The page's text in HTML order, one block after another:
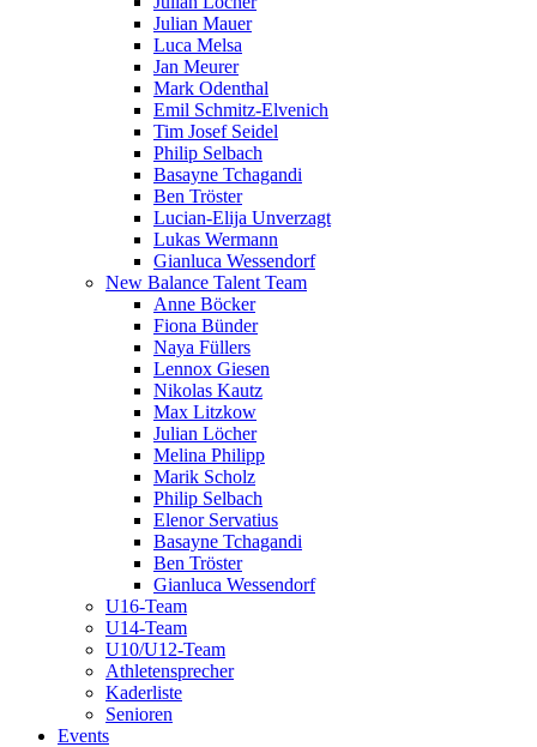
Julian Mauer
Luca Melsa
Jan Meurer
Mark Odenthal
Emil Schmitz-Elvenich
Tim Josef Seidel
Philip Selbach
Basayne Tchagandi
Ben Tröster
Lucian-Elija Unverzagt
Lukas Wermann
Gianluca Wessendorf
New Balance Talent Team
Anne Böcker
Fiona Bünder
Naya Füllers
Lennox Giesen
Nikolas Kautz
Max Litzkow
Julian Löcher
Melina Philipp
Marik Scholz
Philip Selbach
Elenor Servatius
Basayne Tchagandi
Ben Tröster
Gianluca Wessendorf
U16-Team
U14-Team
U10/U12-Team
Athletensprecher
Kaderliste
Senioren
Events